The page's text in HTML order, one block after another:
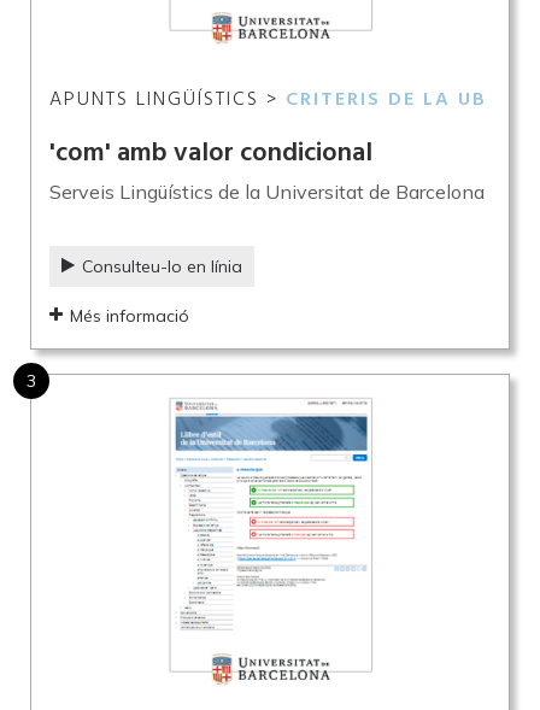
APUNTS LINGÜÍSTICS > CRITERIS DE LA UB
'com' amb valor condicional
Serveis Lingüístics de la Universitat de Barcelona
Consulteu-lo en línia
Més informació
3